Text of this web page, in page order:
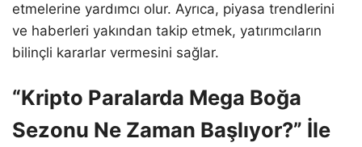
etmelerine yardımcı olur. Ayrıca, piyasa trendlerini
ve haberleri yakından takip etmek, yatırımcıların
bilinçli kararlar vermesini sağlar.
“Kripto Paralarda Mega Boğa
Sezonu Ne Zaman Başlıyor?” İle